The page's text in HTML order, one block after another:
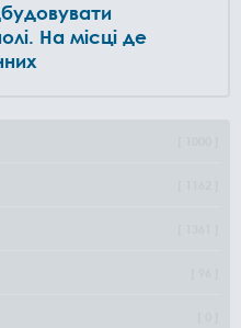
На місці де